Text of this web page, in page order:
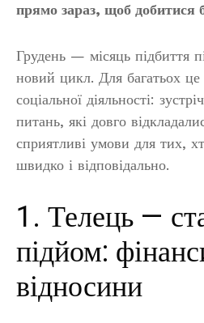
прямо зараз, щоб добитися
Грудень — місяць підбиття
новий цикл. Для багатьох це
соціальної діяльності:
питань, які довго
сприятливі умови для тих,
швидко і відповідально.
1. Телець —
підйом:
відносини